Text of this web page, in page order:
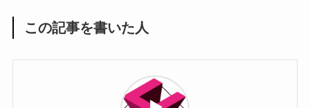
この記事を書いた人